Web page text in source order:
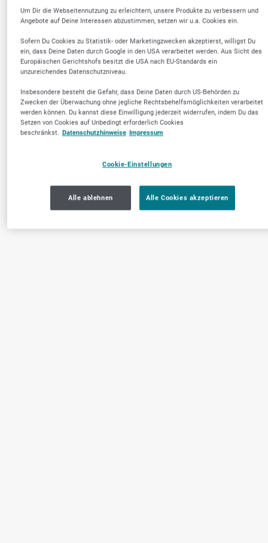
Um Dir die Webseitennutzung zu erleichtern, unsere Produkte zu verbessern und
Angebote auf Deine Interessen abzustimmen, setzen wir u.a. Cookies ein.
Sofern Du Cookies zu Statistik- oder Marketingzwecken akzeptierst, willigst Du
ein, dass Deine Daten durch Google in den USA verarbeitet werden. Aus Sicht des
Europäischen Gerichtshofs besitzt die USA nach EU-Standards ein
unzureichendes Datenschutzniveau.
Insbesondere besteht die Gefahr, dass Deine Daten durch US-Behörden zu
Zwecken der Überwachung ohne jegliche Rechtsbehelfsmöglichkeiten verarbeitet
werden können. Du kannst diese Einwilligung jederzeit widerrufen, indem Du das
Setzen von Cookies auf Unbedingt erforderlich Cookies
beschränkst. Datenschutzhinweise Impressum
Cookie-Einstellungen
Alle ablehnen Alle Cookies akzeptieren